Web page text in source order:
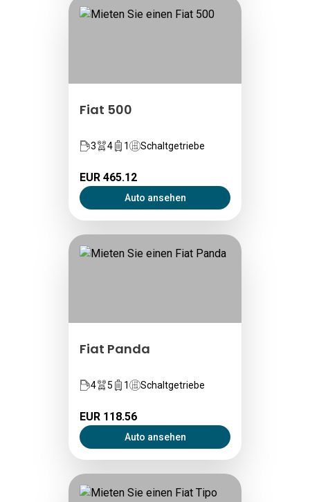
Fiat 500
3 4 1 Schaltgetriebe
EUR 465.12
Auto ansehen
Fiat Panda
4 5 1 Schaltgetriebe
EUR 118.56
Auto ansehen